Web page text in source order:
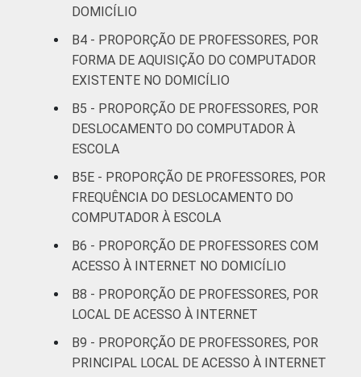
DEPENDÊNCIA
ADMINISTRATIVA
Municipal
Pública
Total -
Particular
ano do
Ensino
Fundamental
ano do
Ensino
43
DOMICÍLIO
B4 - PROPORÇÃO DE PROFESSORES, POR
FORMA DE AQUISIÇÃO DO COMPUTADOR
EXISTENTE NO DOMICÍLIO
B5 - PROPORÇÃO DE PROFESSORES, POR
DESLOCAMENTO DO COMPUTADOR À
ESCOLA
B5E - PROPORÇÃO DE PROFESSORES, POR
FREQUÊNCIA DO DESLOCAMENTO DO
COMPUTADOR À ESCOLA
B6 - PROPORÇÃO DE PROFESSORES COM
ACESSO À INTERNET NO DOMICÍLIO
B8 - PROPORÇÃO DE PROFESSORES, POR
LOCAL DE ACESSO À INTERNET
B9 - PROPORÇÃO DE PROFESSORES, POR
PRINCIPAL LOCAL DE ACESSO À INTERNET